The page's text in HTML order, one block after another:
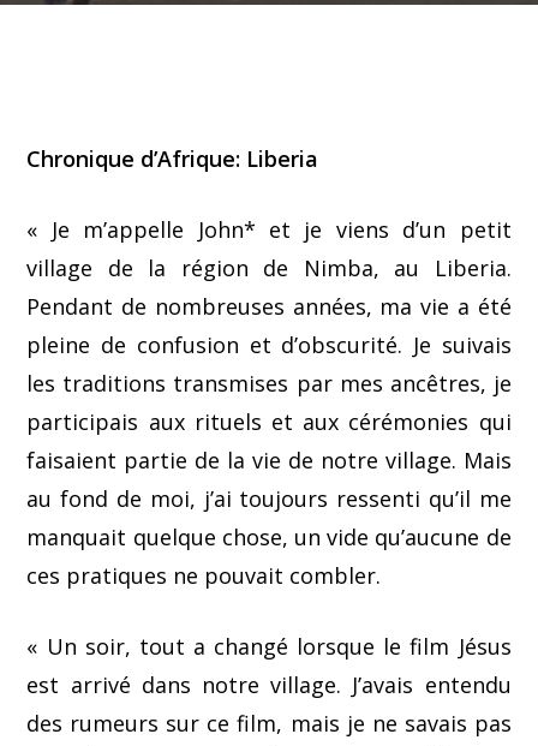
Chronique d’Afrique: Liberia
« Je m’appelle John* et je viens d’un petit
village de la région de Nimba, au Liberia.
Pendant de nombreuses années, ma vie a été
pleine de confusion et d’obscurité. Je suivais
les traditions transmises par mes ancêtres, je
participais aux rituels et aux cérémonies qui
faisaient partie de la vie de notre village. Mais
au fond de moi, j’ai toujours ressenti qu’il me
manquait quelque chose, un vide qu’aucune de
ces pratiques ne pouvait combler.
« Un soir, tout a changé lorsque le film Jésus
est arrivé dans notre village. J’avais entendu
des rumeurs sur ce film, mais je ne savais pas